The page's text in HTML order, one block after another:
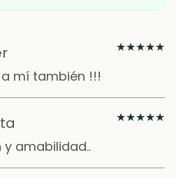
★★★★★
mí también !!!
★★★★★
amabilidad..